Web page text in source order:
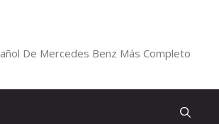
De Mercedes Benz Más Completo